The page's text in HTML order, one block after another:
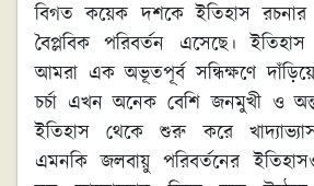
বিগত কয়েক দশকে ইতিহাস রচনার
বৈপ্লবিক পরিবর্তন এসেছে।
আমরা এক অভূতপূর্ব সন্ধিক্ষণে
চর্চা এখন অনেক বেশি জনমুখী ও
ইতিহাস থেকে শুরু করে
এমনকি জলবায়ু পরিবর্তনের